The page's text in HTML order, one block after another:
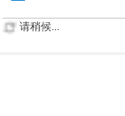
请稍候...